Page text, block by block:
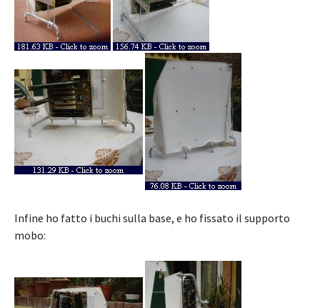
Infine ho fatto i buchi sulla base, e ho fissato il supporto
mobo: